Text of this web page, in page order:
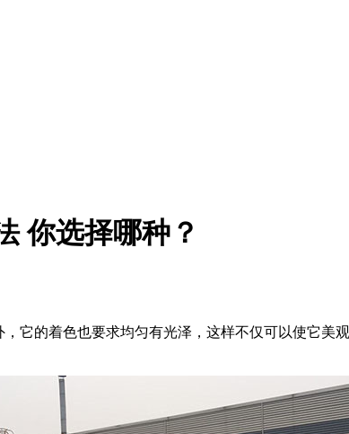
你选择哪种？
它的着色也要求均匀有光泽，这样不仅可以使它美